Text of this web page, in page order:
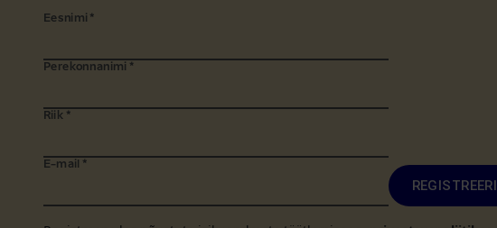
Eesnimi *
Perekonnanimi *
Riik *
E-mail *
REGISTREERI